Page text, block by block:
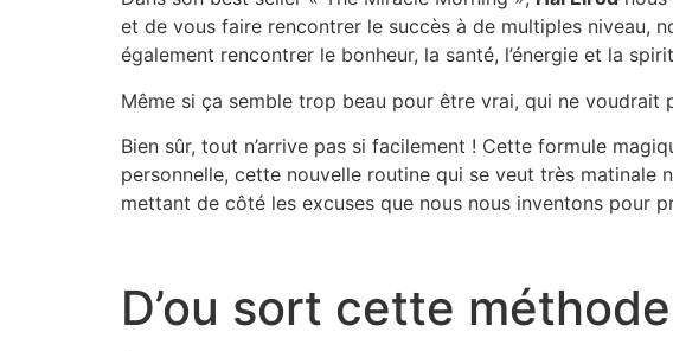
et de vous faire rencontrer le succès à de multiples niveau,
également rencontrer le bonheur, la santé, l’énergie et la
Même si ça semble trop beau pour être vrai, qui ne voudrait
Bien sûr, tout n’arrive pas si facilement ! Cette formule
personnelle, cette nouvelle routine qui se veut très
mettant de côté les excuses que nous nous inventons pour
D’ou sort cette